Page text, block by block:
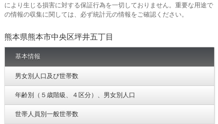
により生じる損害に対する保証行為を一切しておりません。重要な用途で
の情報の収集に関しては、必ず統計元の情報をご確認ください。
熊本県熊本市中央区坪井五丁目
基本情報
男女別人口及び世帯数
年齢別（５歳階級、４区分）、男女別人口
世帯人員別一般世帯数